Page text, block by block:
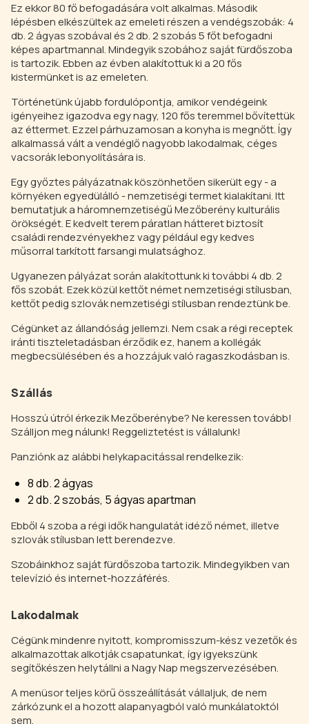
Ez ekkor 80 fő befogadására volt alkalmas. Második
lépésben elkészültek az emeleti részen a vendégszobák: 4
db. 2 ágyas szobával és 2 db. 2 szobás 5 főt befogadni
képes apartmannal. Mindegyik szobához saját fürdőszoba
is tartozik. Ebben az évben alakítottuk ki a 20 fős
kistermünket is az emeleten.
Történetünk újabb fordulópontja, amikor vendégeink
igényeihez igazodva egy nagy, 120 fős teremmel bővítettük
az éttermet. Ezzel párhuzamosan a konyha is megnőtt. Így
alkalmassá vált a vendéglő nagyobb lakodalmak, céges
vacsorák lebonyolítására is.
Egy győztes pályázatnak köszönhetően sikerült egy - a
környéken egyedülálló - nemzetiségi termet kialakítani. Itt
bemutatjuk a háromnemzetiségű Mezőberény kulturális
örökségét. E kedvelt terem páratlan hátteret biztosít
családi rendezvényekhez vagy például egy kedves
műsorral tarkított farsangi mulatsághoz.
Ugyanezen pályázat során alakítottunk ki további 4 db. 2
fős szobát. Ezek közül kettőt német nemzetiségi stílusban,
kettőt pedig szlovák nemzetiségi stílusban rendeztünk be.
Cégünket az állandóság jellemzi. Nem csak a régi receptek
iránti tiszteletadásban érződik ez, hanem a kollégák
megbecsülésében és a hozzájuk való ragaszkodásban is.
Szállás
Hosszú útról érkezik Mezőberénybe? Ne keressen tovább!
Szálljon meg nálunk! Reggeliztetést is vállalunk!
Panziónk az alábbi helykapacitással rendelkezik:
8 db. 2 ágyas
2 db. 2 szobás, 5 ágyas apartman
Ebből 4 szoba a régi idők hangulatát idéző német, illetve
szlovák stílusban lett berendezve.
Szobáinkhoz saját fürdőszoba tartozik. Mindegyikben van
televízió és internet-hozzáférés.
Lakodalmak
Cégünk mindenre nyitott, kompromisszum-kész vezetők és
alkalmazottak alkotják csapatunkat, így igyekszünk
segítőkészen helytállni a Nagy Nap megszervezésében.
A menüsor teljes körű összeállítását vállaljuk, de nem
zárkózunk el a hozott alapanyagból való munkálatoktól
sem.